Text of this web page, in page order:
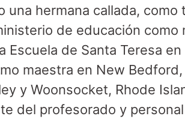
una hermana callada, como
de educación como
de Santa Teresa
maestra en New Bedford,
y Woonsocket, Rhode
del profesorado y